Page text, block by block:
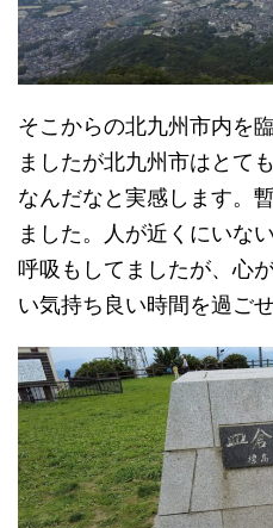
そこからの北九州市内を
ましたが北九州市はとて
なんだなと実感します。
ました。人が近くにいな
呼吸もしてましたが、心
い気持ち良い時間を過ごせ